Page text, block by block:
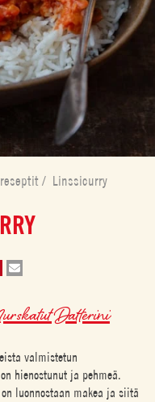
/ Linssicurry
Datterini
valmistetun
hienostunut ja pehmeä.
luonnostaan makea ja siitä